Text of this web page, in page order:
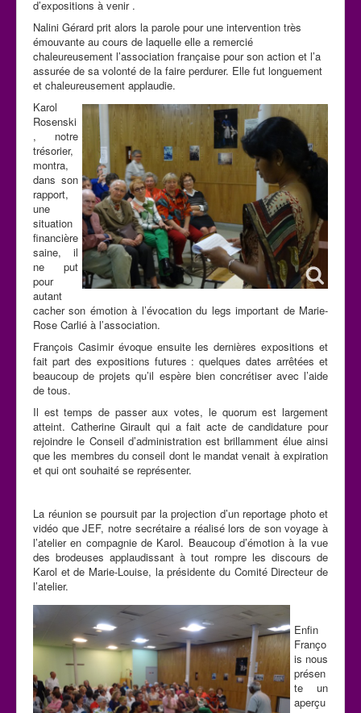
d’expositions à venir .
Nalini Gérard prit alors la parole pour une intervention très
émouvante au cours de laquelle elle a remercié
chaleureusement l’association française pour son action et l’a
assurée de sa volonté de la faire perdurer. Elle fut longuement
et chaleureusement applaudie.
Karol
Rosenski
, notre
trésorier,
montra,
dans son
rapport,
une
situation
financière
saine, il
ne put
pour
autant
cacher son émotion à l’évocation du legs important de Marie-
Rose Carlié à l’association.
François Casimir évoque ensuite les dernières expositions et
fait part des expositions futures : quelques dates arrêtées et
beaucoup de projets qu’il espère bien concrétiser avec l’aide
de tous.
Il est temps de passer aux votes, le quorum est largement
atteint. Catherine Girault qui a fait acte de candidature pour
rejoindre le Conseil d’administration est brillamment élue ainsi
que les membres du conseil dont le mandat venait à expiration
et qui ont souhaité se représenter.
La réunion se poursuit par la projection d’un reportage photo et
vidéo que JEF, notre secrétaire a réalisé lors de son voyage à
l’atelier en compagnie de Karol. Beaucoup d’émotion à la vue
des brodeuses applaudissant à tout rompre les discours de
Karol et de Marie-Louise, la présidente du Comité Directeur de
l’atelier.
Enfin
Franço
is nous
présen
te un
aperçu